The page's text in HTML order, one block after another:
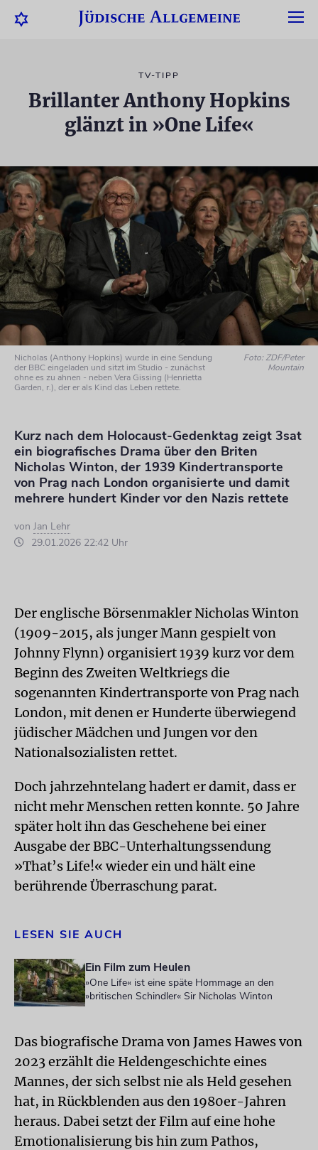
TV-TIPP
Brillanter Anthony Hopkins
glänzt in »One Life«
Nicholas (Anthony Hopkins) wurde in eine Sendung
der BBC eingeladen und sitzt im Studio - zunächst
ohne es zu ahnen - neben Vera Gissing (Henrietta
Garden, r.), der er als Kind das Leben rettete.
Foto: ZDF/Peter
Mountain
Kurz nach dem Holocaust-Gedenktag zeigt 3sat
ein biografisches Drama über den Briten
Nicholas Winton, der 1939 Kindertransporte
von Prag nach London organisierte und damit
mehrere hundert Kinder vor den Nazis rettete
von Jan Lehr
29.01.2026 22:42 Uhr
Der englische Börsenmakler Nicholas Winton
(1909-2015, als junger Mann gespielt von
Johnny Flynn) organisiert 1939 kurz vor dem
Beginn des Zweiten Weltkriegs die
sogenannten Kindertransporte von Prag nach
London, mit denen er Hunderte überwiegend
jüdischer Mädchen und Jungen vor den
Nationalsozialisten rettet.
Doch jahrzehntelang hadert er damit, dass er
nicht mehr Menschen retten konnte. 50 Jahre
später holt ihn das Geschehene bei einer
Ausgabe der BBC-Unterhaltungssendung
»That’s Life!« wieder ein und hält eine
berührende Überraschung parat.
LESEN SIE AUCH
Ein Film zum Heulen
»One Life« ist eine späte Hommage an den
»britischen Schindler« Sir Nicholas Winton
Das biografische Drama von James Hawes von
2023 erzählt die Heldengeschichte eines
Mannes, der sich selbst nie als Held gesehen
hat, in Rückblenden aus den 1980er-Jahren
heraus. Dabei setzt der Film auf eine hohe
Emotionalisierung bis hin zum Pathos,